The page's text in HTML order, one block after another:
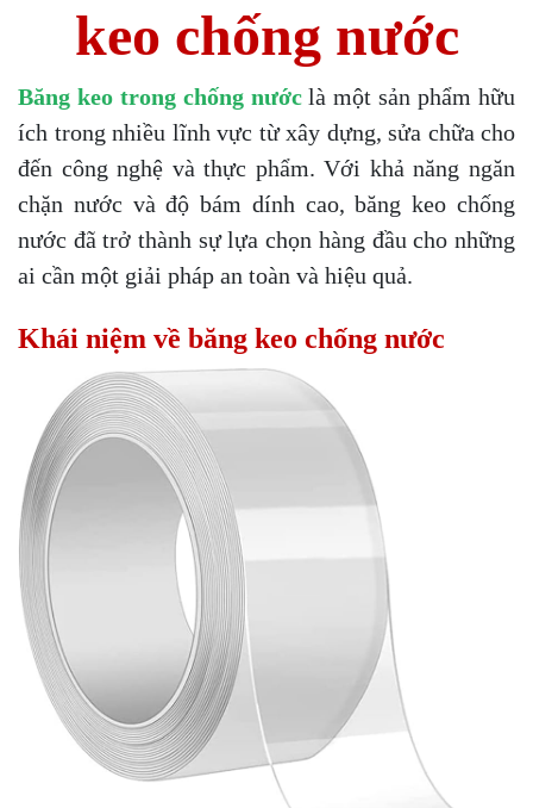
keo chống nước
Băng keo trong chống nướclà một sản phẩm hữu
ích trong nhiều lĩnh vực từ xây dựng, sửa chữa cho
đến công nghệ và thực phẩm. Với khả năng ngăn
chặn nước và độ bám dính cao, băng keo chống
nước đã trở thành sự lựa chọn hàng đầu cho những
ai cần một giải pháp an toàn và hiệu quả.
Khái niệm về băng keo chống nước